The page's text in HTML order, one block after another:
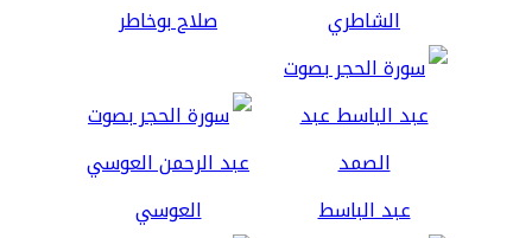
الشاطري صلاح بوخاطر
عبد الباسط العوسي